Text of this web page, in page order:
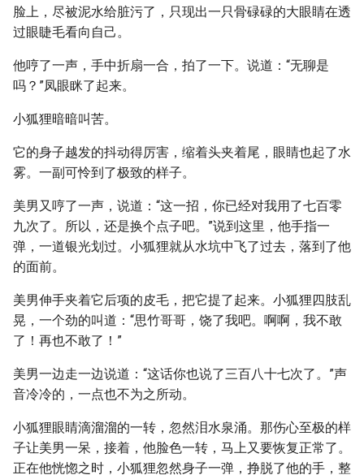
脸上，尽被泥水给脏污了，只现出一只骨碌碌的大眼睛在透
过眼睫毛看向自己。
他哼了一声，手中折扇一合，拍了一下。说道：“无聊是
吗？”凤眼眯了起来。
小狐狸暗暗叫苦。
它的身子越发的抖动得厉害，缩着头夹着尾，眼睛也起了水
雾。一副可怜到了极致的样子。
美男又哼了一声，说道：“这一招，你已经对我用了七百零
九次了。所以，还是换个点子吧。”说到这里，他手指一
弹，一道银光划过。小狐狸就从水坑中飞了过去，落到了他
的面前。
美男伸手夹着它后项的皮毛，把它提了起来。小狐狸四肢乱
晃，一个劲的叫道：“思竹哥哥，饶了我吧。啊啊，我不敢
了！再也不敢了！”
美男一边走一边说道：“这话你也说了三百八十七次了。”声
音冷冷的，一点也不为之所动。
小狐狸眼睛滴溜溜的一转，忽然泪水泉涌。那伤心至极的样
子让美男一呆，接着，他脸色一转，马上又要恢复正常了。
正在他恍惚之时，小狐狸忽然身子一弹，挣脱了他的手，整